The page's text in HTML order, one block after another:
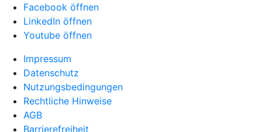
Facebook öffnen
LinkedIn öffnen
Youtube öffnen
Impressum
Datenschutz
Nutzungsbedingungen
Rechtliche Hinweise
AGB
Barrierefreiheit